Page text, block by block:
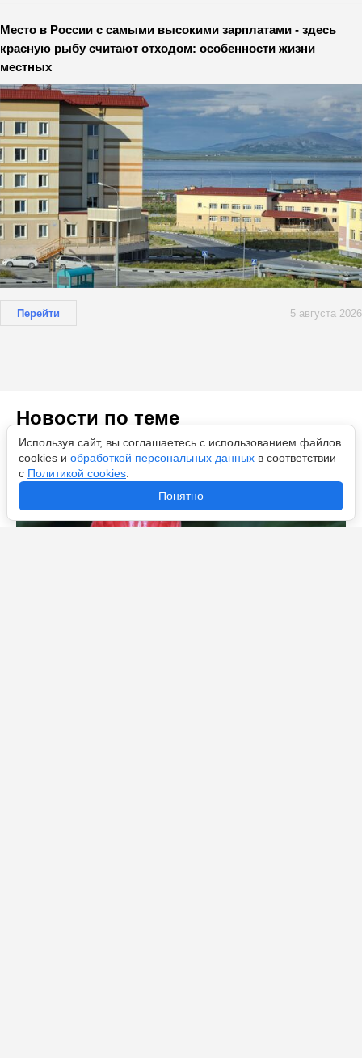
Новости по теме
Место в России с самыми высокими зарплатами - здесь
красную рыбу считают отходом: особенности жизни
местных
Перейти 5 августа 2026
Используя сайт, вы соглашаетесь с использованием файлов
cookies и обработкой персональных данных в соответствии
с Политикой cookies
Понятно